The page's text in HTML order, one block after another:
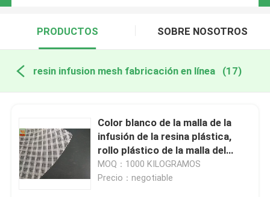
PRODUCTOS SOBRE NOSOTROS
resin infusion mesh fabricación en línea (17)
Color blanco de la malla de la
infusión de la resina plástica,
rollo plástico de la malla del
diamante del HDPE
MOQ：1000 KILOGRAMOS
Precio：negotiable